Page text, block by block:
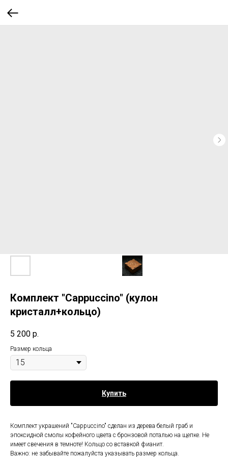
Комплект "Сappuccino" (кулон
кристалл+кольцо)
5 200 р.
Размер кольца
Купить
Комплект украшений "Сappuccino" сделан из дерева белый граб и
эпоксидной смолы кофейного цвета с бронзовой поталью на щепке. Не
имеет свечения в темноте! Кольцо со вставкой фианит.
Важно: не забывайте пожалуйста указывать размер кольца.